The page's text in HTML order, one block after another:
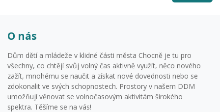
O nás
Dům dětí a mládeže v klidné části města Chocně je tu pro
všechny, co chtějí svůj volný čas aktivně využít, něco nového
zažít, mnohému se naučit a získat nové dovednosti nebo se
zdokonalit ve svých schopnostech. Prostory v našem DDM
umožňují věnovat se volnočasovým aktivitám širokého
spektra. Těšíme se na vás!